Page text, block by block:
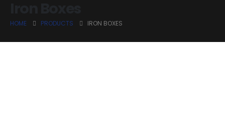
HOME PRODUCTS IRON BOXES